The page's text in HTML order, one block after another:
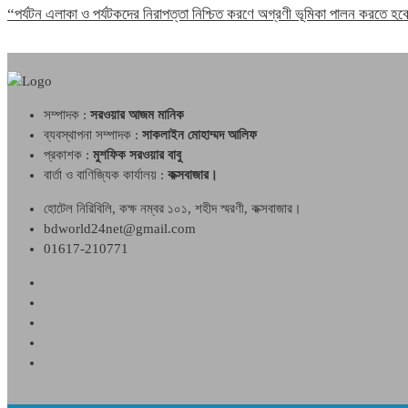
“পর্যটন এলাকা ও পর্যটকদের নিরাপত্তা নিশ্চিত করণে অগ্রণী ভূমিকা পালন করতে
সম্পাদক : সরওয়ার আজম মানিক
ব্যবস্থাপনা সম্পাদক : সাকলাইন মোহাম্মদ আলিফ
প্রকাশক : মুশফিক সরওয়ার বাবু
বার্তা ও বাণিজ্যিক কার্যালয় : কক্সবাজার।
হোটেল নিরিবিলি, কক্ষ নম্বর ১০১, শহীদ স্মরণী, কক্সবাজার।
bdworld24net@gmail.com
01617-210771